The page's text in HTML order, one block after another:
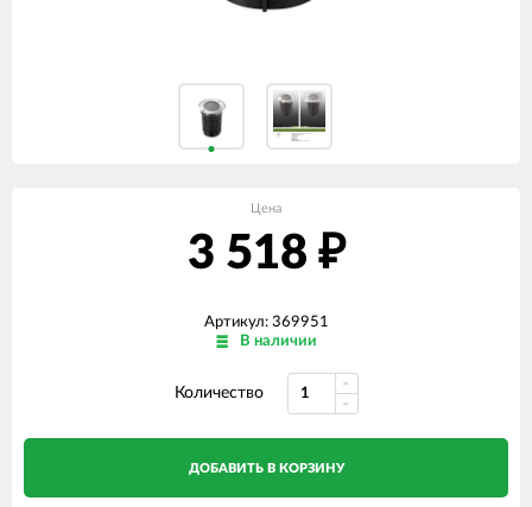
Цена
3 518 ₽
Артикул: 369951
В наличии
Количество
ДОБАВИТЬ В КОРЗИНУ